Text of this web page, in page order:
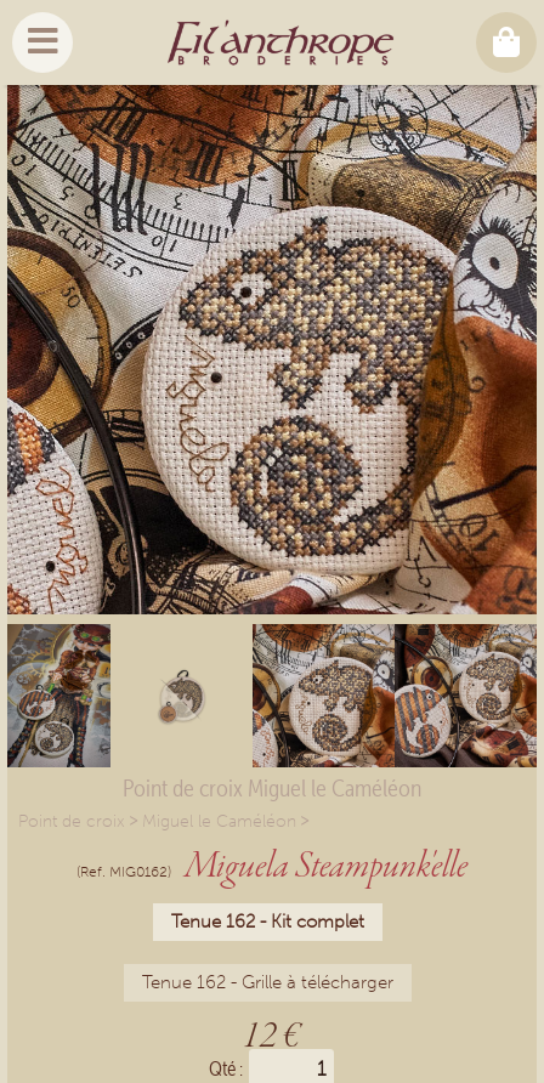
Point de croix Miguel le Caméléon
Point de croix > Miguel le Caméléon >
(Ref. MIG0162) Miguela Steampunk'elle
Tenue 162 - Kit complet
Tenue 162 - Grille à télécharger
12 €
Qté :